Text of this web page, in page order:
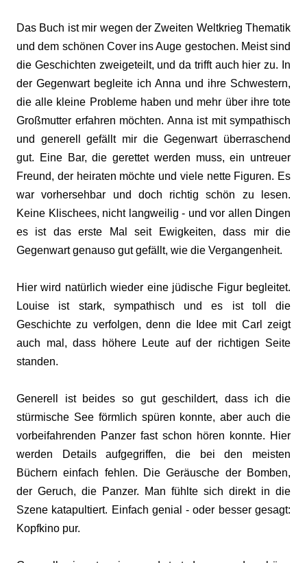
Das Buch ist mir wegen der Zweiten Weltkrieg Thematik
und dem schönen Cover ins Auge gestochen. Meist sind
die Geschichten zweigeteilt, und da trifft auch hier zu. In
der Gegenwart begleite ich Anna und ihre Schwestern,
die alle kleine Probleme haben und mehr über ihre tote
Großmutter erfahren möchten. Anna ist mit sympathisch
und generell gefällt mir die Gegenwart überraschend
gut. Eine Bar, die gerettet werden muss, ein untreuer
Freund, der heiraten möchte und viele nette Figuren. Es
war vorhersehbar und doch richtig schön zu lesen.
Keine Klischees, nicht langweilig - und vor allen Dingen
es ist das erste Mal seit Ewigkeiten, dass mir die
Gegenwart genauso gut gefällt, wie die Vergangenheit.
Hier wird natürlich wieder eine jüdische Figur begleitet.
Louise ist stark, sympathisch und es ist toll die
Geschichte zu verfolgen, denn die Idee mit Carl zeigt
auch mal, dass höhere Leute auf der richtigen Seite
standen.
Generell ist beides so gut geschildert, dass ich die
stürmische See förmlich spüren konnte, aber auch die
vorbeifahrenden Panzer fast schon hören konnte. Hier
werden Details aufgegriffen, die bei den meisten
Büchern einfach fehlen. Die Geräusche der Bomben,
der Geruch, die Panzer. Man fühlte sich direkt in die
Szene katapultiert. Einfach genial - oder besser gesagt:
Kopfkino pur.